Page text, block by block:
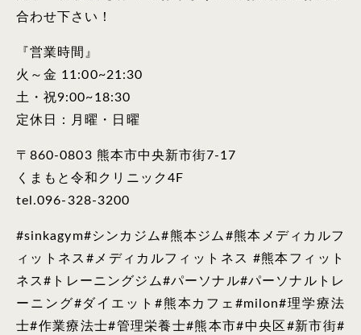
合わせ下さい！
『営業時間』
火～金 11:00~21:30
土・祝9:00~18:30
定休日：月曜・日曜
〒860-0803 熊本市中央新市街7-17
くまもと令和クリニック4F
tel.096-328-3200
#sinkagym#シンカジム#熊本ジム#熊本メディカルフ
ィットネス#メディカルフィットネス #熊本フィット
ネス#トレーニングジム#パーソナル#パーソナルトレ
ーニング#ダイエット#熊本カフェ#milon#理学療法
士#作業療法士#管理栄養士#熊本市#中央区#新市街#